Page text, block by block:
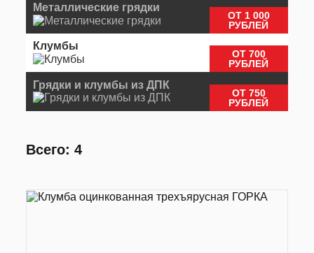
Металлические грядки
ОТ 1 000
РУБЛЕЙ
Клумбы
ОТ 700
РУБЛЕЙ
Грядки и клумбы из ДПК
ОТ 750
РУБЛЕЙ
Всего: 4